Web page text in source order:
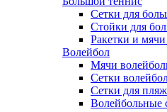
Сетки для
Стойки для
Ракетки и
Волейбол
Мячи
Сетки
Сетки для
Волейбольные